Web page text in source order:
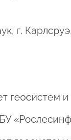
г.
геосистем и